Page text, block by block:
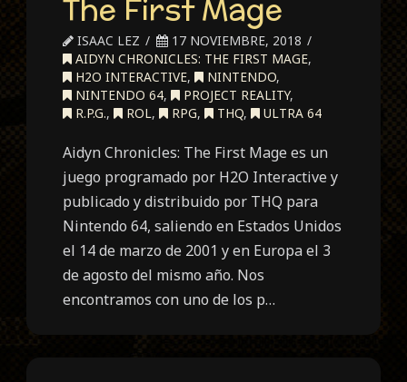
The First Mage
ISAAC LEZ
17 NOVIEMBRE, 2018
AIDYN CHRONICLES: THE FIRST MAGE,
H2O INTERACTIVE, NINTENDO,
NINTENDO 64, PROJECT REALITY,
R.P.G., ROL, RPG, THQ, ULTRA 64
Aidyn Chronicles: The First Mage es un
juego programado por H2O Interactive y
publicado y distribuido por THQ para
Nintendo 64, saliendo en Estados Unidos
el 14 de marzo de 2001 y en Europa el 3
de agosto del mismo año. Nos
encontramos con uno de los p…